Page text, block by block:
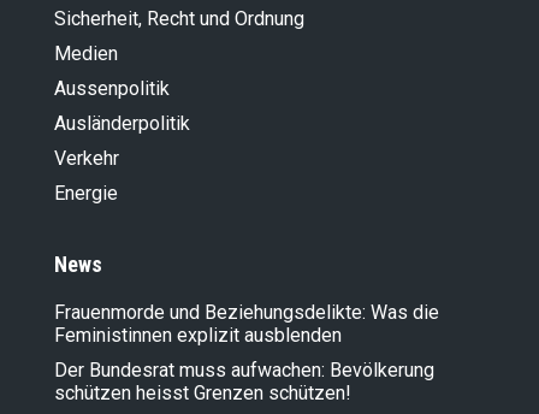
Sicherheit, Recht und Ordnung
Medien
Aussenpolitik
Ausländer­politik
Verkehr
Energie
News
Frauenmorde und Beziehungsdelikte: Was die
Feministinnen explizit ausblenden
Der Bundesrat muss aufwachen: Bevölkerung
schützen heisst Grenzen schützen!